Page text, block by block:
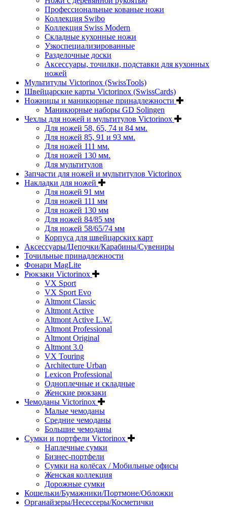
Профессиональные кованые ножи
Коллекция Swibo
Коллекция Swiss Modern
Складные кухонные ножи
Узкоспециализированные
Разделочные доски
Аксессуары, точилки, подставки для кухонных
ножей
Мультитулы Victorinox (SwissTools)
Швейцарские карты Victorinox (SwissCards)
Ножницы и маникюрные принадлежности
Маникюрные наборы GD Solingen
Чехлы для ножей и мультитулов Victorinox
Для ножей 58, 65, 74 и 84 мм.
Для ножей 85, 91 и 93 мм.
Для ножей 111 мм.
Для ножей 130 мм.
Для мультитулов
Запчасти для ножей и мультитулов Victorinox
Накладки для ножей
Для ножей 91 мм
Для ножей 111 мм
Для ножей 130 мм
Для ножей 84/85 мм
Для ножей 58/65/74 мм
Корпуса для швейцарских карт
Аксессуары/Цепочки/Карабины/Сувениры
Точильные принадлежности
Фонари MagLite
Рюкзаки Victorinox
VX Sport
VX Sport Evo
Altmont Classic
Altmont Active
Altmont Active L.W.
Altmont Professional
Altmont Original
Altmont 3.0
VX Touring
Architecture Urban
Lexicon Professional
Одноплечные и складные
Женские рюкзаки
Чемоданы Victorinox
Малые чемоданы
Средние чемоданы
Большие чемоданы
Сумки и портфели Victorinox
Наплечные сумки
Бизнес-портфели
Сумки на колёсах / Мобильные офисы
Женская коллекция
Дорожные сумки
Кошельки/Бумажники/Портмоне/Обложки
Органайзеры/Несессеры/Косметички